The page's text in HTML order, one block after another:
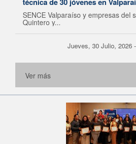
SENCE Valparaíso y empresas del
Quintero y...
Jueves, 30 Julio, 2026
Ver más